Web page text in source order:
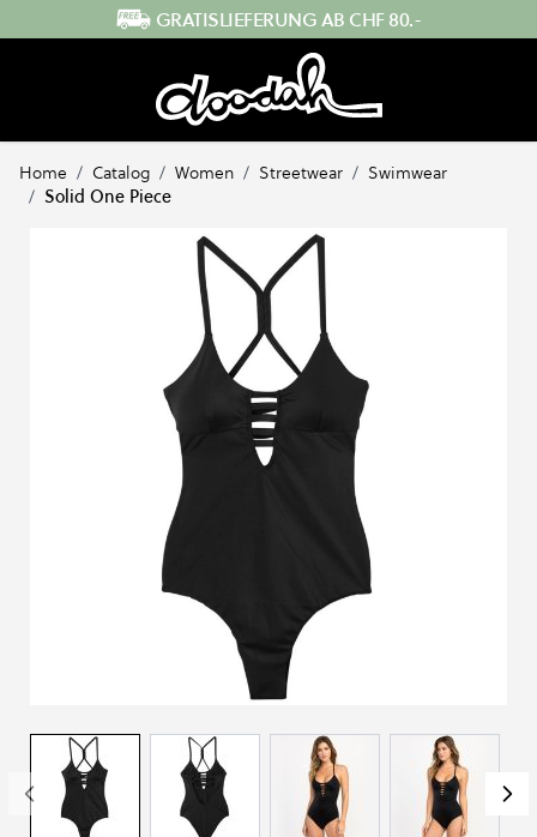
Direkt zum InhaltSCHNELLER VERSAND AUS DER SCHWEIZ
Home / Catalog / Women / Streetwear / Swimwear
/ Solid One Piece